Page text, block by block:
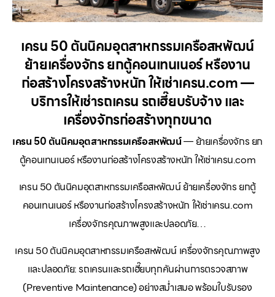
เครน 50 ตันนิคมอุตสาหกรรมเครือสหพัฒน์
ย้ายเครื่องจักร ยกตู้คอนเทนเนอร์ หรืองาน
ก่อสร้างโครงสร้างหนัก ให้เช่าเครน.com —
บริการให้เช่ารถเครน รถเฮี๊ยบรับจ้าง และ
เครื่องจักรก่อสร้างทุกขนาด
เครน 50 ตันนิคมอุตสาหกรรมเครือสหพัฒน์— ย้ายเครื่องจักร ยก
ตู้คอนเทนเนอร์ หรืองานก่อสร้างโครงสร้างหนัก ให้เช่าเครน.com
เครน 50 ตันนิคมอุตสาหกรรมเครือสหพัฒน์ ย้ายเครื่องจักร ยกตู้
คอนเทนเนอร์ หรืองานก่อสร้างโครงสร้างหนัก ให้เช่าเครน.com
เครื่องจักรคุณภาพสูงและปลอดภัย…
เครน 50 ตันนิคมอุตสาหกรรมเครือสหพัฒน์ เครื่องจักรคุณภาพสูง
และปลอดภัย: รถเครนและรถเฮี๊ยบทุกคันผ่านการตรวจสภาพ
(Preventive Maintenance) อย่างสม่ำเสมอ พร้อมใบรับรอง